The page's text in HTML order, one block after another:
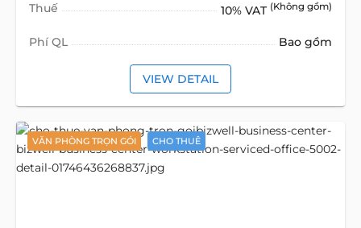
Thuế 10% VAT (Không gồm)
Phí QL Bao gồm
VIEW DETAIL
VĂN PHÒNG TRỌN GÓI CHO THUÊ